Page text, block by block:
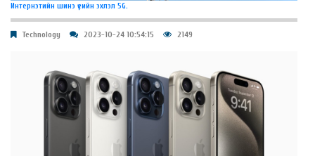
Интернэтийн шинэ үеийн эхлэл 5G.
Technology 2023-10-24 10:54:15 2149